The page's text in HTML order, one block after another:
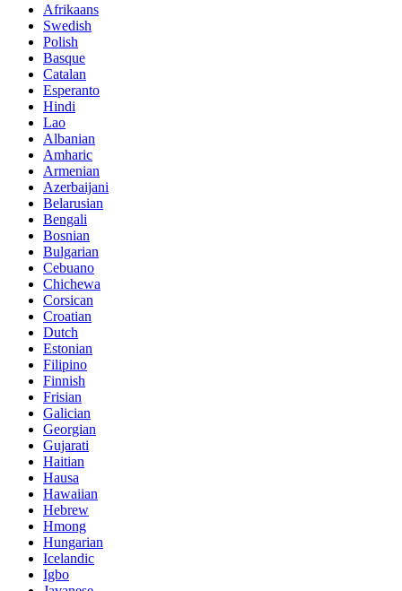
Afrikaans
Swedish
Polish
Basque
Catalan
Esperanto
Hindi
Lao
Albanian
Amharic
Armenian
Azerbaijani
Belarusian
Bengali
Bosnian
Bulgarian
Cebuano
Chichewa
Corsican
Croatian
Dutch
Estonian
Filipino
Finnish
Frisian
Galician
Georgian
Gujarati
Haitian
Hausa
Hawaiian
Hebrew
Hmong
Hungarian
Icelandic
Igbo